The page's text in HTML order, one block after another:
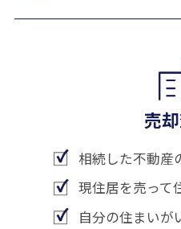
売
相続した不動産
現住居を売って
自分の住まいが